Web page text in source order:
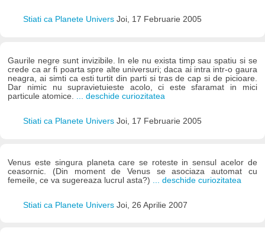
Stiati ca Planete Univers Joi, 17 Februarie 2005
Gaurile negre sunt invizibile. In ele nu exista timp sau spatiu si se
crede ca ar fi poarta spre alte universuri; daca ai intra intr-o gaura
neagra, ai simti ca esti turtit din parti si tras de cap si de picioare.
Dar nimic nu supravietuieste acolo, ci este sfaramat in mici
particule atomice.
... deschide curiozitatea
Stiati ca Planete Univers Joi, 17 Februarie 2005
Venus este singura planeta care se roteste in sensul acelor de
ceasornic. (Din moment de Venus se asociaza automat cu
femeile, ce va sugereaza lucrul asta?)
... deschide curiozitatea
Stiati ca Planete Univers Joi, 26 Aprilie 2007